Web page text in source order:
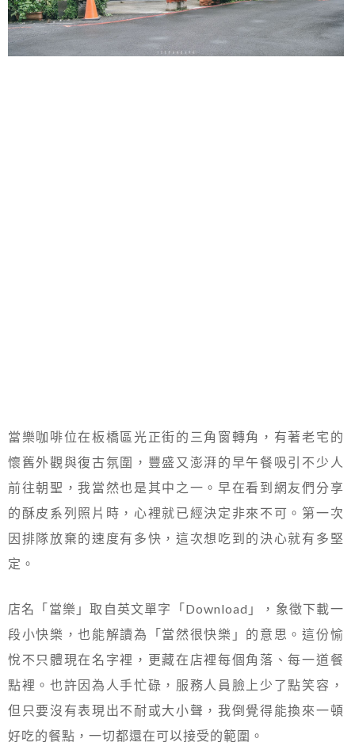
當樂咖啡位在板橋區光正街的三角窗轉角，有著老宅的
懷舊外觀與復古氛圍，豐盛又澎湃的早午餐吸引不少人
前往朝聖，我當然也是其中之一。早在看到網友們分享
的酥皮系列照片時，心裡就已經決定非來不可。第一次
因排隊放棄的速度有多快，這次想吃到的決心就有多堅
定。
店名「當樂」取自英文單字「Download」，象徵下載一
段小快樂，也能解讀為「當然很快樂」的意思。這份愉
悅不只體現在名字裡，更藏在店裡每個角落、每一道餐
點裡。也許因為人手忙碌，服務人員臉上少了點笑容，
但只要沒有表現出不耐或大小聲，我倒覺得能換來一頓
好吃的餐點，一切都還在可以接受的範圍。